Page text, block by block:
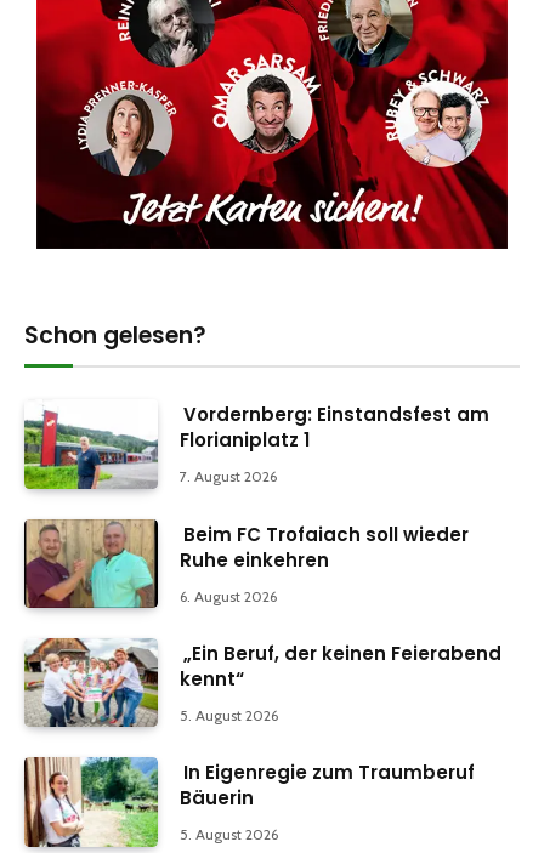
Schon gelesen?
Vordernberg: Einstandsfest am
Florianiplatz 1
7. August 2026
Beim FC Trofaiach soll wieder
Ruhe einkehren
6. August 2026
„Ein Beruf, der keinen Feierabend
kennt“
5. August 2026
In Eigenregie zum Traumberuf
Bäuerin
5. August 2026